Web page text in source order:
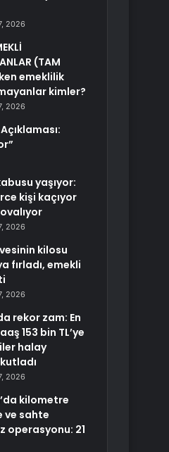
2026
(TAM
emeklilik
kimler?
2026
yaşıyor:
kişi kaçıyor
2026
kilosu
fırladı, emekli
2026
rekor zam: En
153 bin TL’ye
halay
2026
kilometre
ve sahte
operasyonu: 21